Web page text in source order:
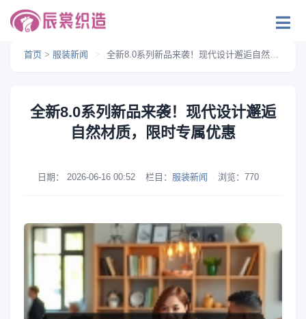
首页 > 服装新闻 > 全新8.0系列新品来袭！现代设计邂逅自然材质，限时专属优惠
全新8.0系列新品来袭！现代设计邂逅
自然材质，限时专属优惠
日期： 2026-06-16 00:52 栏目： 服装新闻 浏览： 770